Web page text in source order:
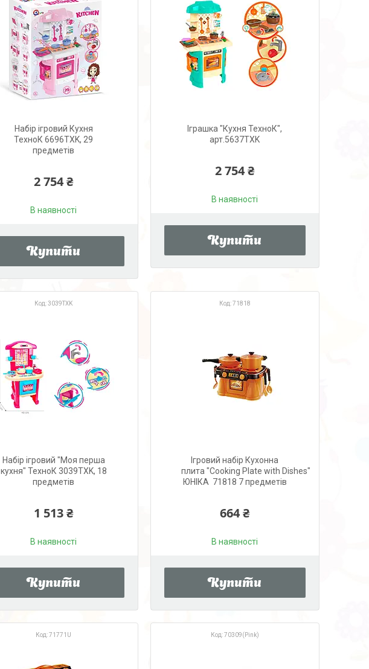
Набір ігровий Кухня
ТехноК 6696TXK, 29
предметів
2 754 ₴
В наявності
Купити
Іграшка "Кухня ТехноК",
арт.5637TXK
2 754 ₴
В наявності
Купити
3039TXK
Набір ігровий "Моя перша
кухня" ТехноК 3039TXK, 18
предметів
1 513 ₴
В наявності
Купити
71818
Ігровий набір Кухонна
плита "Cooking Plate with Dishes"
ЮНІКА 71818 7 предметів
664 ₴
В наявності
Купити
71771U 70309(Pink)